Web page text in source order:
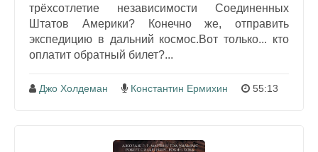
трёхсотлетие независимости Соединенных
Штатов Америки? Конечно же, отправить
экспедицию в дальний космос.Вот только... кто
оплатит обратный билет?...
Джо Холдеман Константин Ермихин 55:13